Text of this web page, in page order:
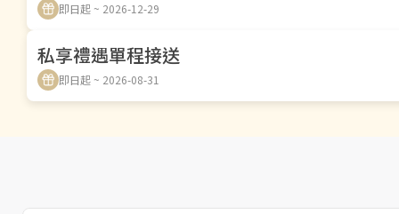
即日起 ~ 2026-12-29
私享禮遇單程接送
即日起 ~ 2026-08-31